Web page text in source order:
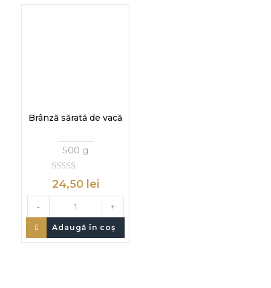
Brânză sărată de vacă
500 g
0
d
i
24,50 lei
- +
Adaugă în coș